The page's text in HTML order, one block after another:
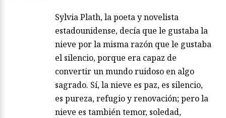
Sylvia Plath, la poeta y novelista
estadounidense, decía que le gustaba la
nieve por la misma razón que le gustaba
el silencio, porque era capaz de
convertir un mundo ruidoso en algo
sagrado. Sí, la nieve es paz, es silencio,
es pureza, refugio y renovación; pero la
nieve es también temor, soledad,